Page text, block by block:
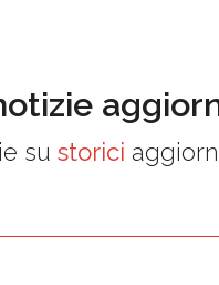
su storici